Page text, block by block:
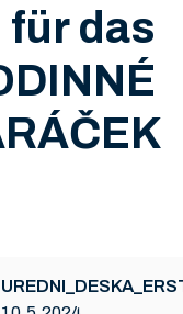
das